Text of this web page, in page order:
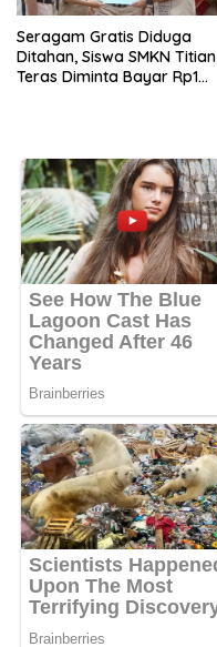
Seragam Gratis Diduga
Ditahan, Siswa SMKN Titian
Teras Diminta Bayar Rp1